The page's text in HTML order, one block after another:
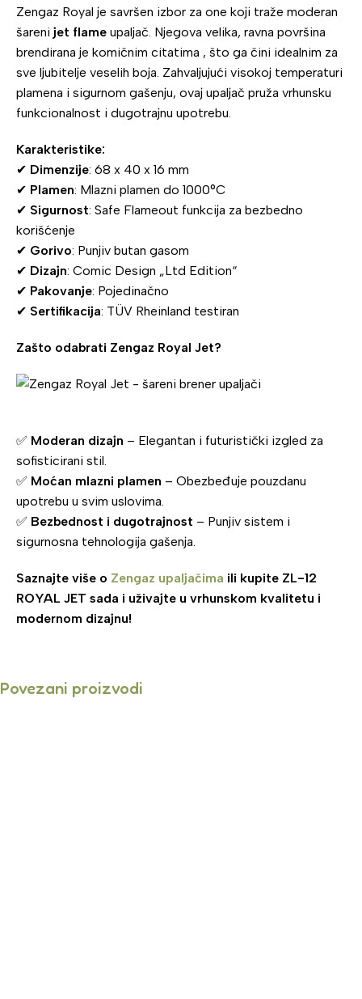
Zengaz Royal je savršen izbor za one koji traže moderan
šareni jet flame upaljač. Njegova velika, ravna površina
brendirana je komičnim citatima , što ga čini idealnim za
sve ljubitelje veselih boja. Zahvaljujući visokoj temperaturi
plamena i sigurnom gašenju, ovaj upaljač pruža vrhunsku
funkcionalnost i dugotrajnu upotrebu.
Karakteristike:
✔ Dimenzije: 68 x 40 x 16 mm
✔ Plamen: Mlazni plamen do 1000°C
✔ Sigurnost: Safe Flameout funkcija za bezbedno
korišćenje
✔ Gorivo: Punjiv butan gasom
✔ Dizajn: Comic Design „Ltd Edition“
✔ Pakovanje: Pojedinačno
✔ Sertifikacija: TÜV Rheinland testiran
Zašto odabrati Zengaz Royal Jet?
✅ Moderan dizajn – Elegantan i futuristički izgled za
sofisticirani stil.
✅ Moćan mlazni plamen – Obezbeđuje pouzdanu
upotrebu u svim uslovima.
✅ Bezbednost i dugotrajnost – Punjiv sistem i
sigurnosna tehnologija gašenja.
Saznajte više o Zengaz upaljačima ili kupite ZL-12
ROYAL JET sada i uživajte u vrhunskom kvalitetu i
modernom dizajnu!
Povezani proizvodi